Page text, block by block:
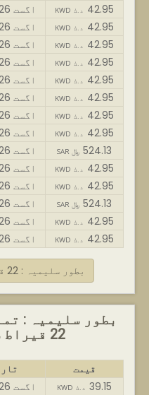
06 اگست 2026 KWD د.ك 42.95
06 اگست 2026 KWD د.ك 42.95
06 اگست 2026 KWD د.ك 42.95
06 اگست 2026 KWD د.ك 42.95
06 اگست 2026 KWD د.ك 42.95
06 اگست 2026 KWD د.ك 42.95
06 اگست 2026 KWD د.ك 42.95
06 اگست 2026 KWD د.ك 42.95
06 اگست 2026 SAR ﷼ 524.13
06 اگست 2026 KWD د.ك 42.95
06 اگست 2026 KWD د.ك 42.95
06 اگست 2026 SAR ﷼ 524.13
06 اگست 2026 KWD د.ك 42.95
06 اگست 2026 KWD د.ك 42.95
بطور سلیمیہ : 22 قیراط سونے کی قیمت
بطور سلیمیہ :
22 قیراط سونے کا نرخ
قیمت
06 اگست 2026 KWD د.ك 39.15